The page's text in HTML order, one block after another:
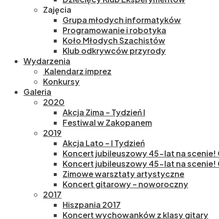
Zajęcia
Grupa młodych informatyków
Programowanie i robotyka
Koło Młodych Szachistów
Klub odkrywców przyrody
Wydarzenia
Kalendarz imprez
Konkursy
Galeria
2020
Akcja Zima – Tydzień I
Festiwal w Zakopanem
2019
Akcja Lato – I Tydzień
Koncert jubileuszowy 45-lat na scenie!
Koncert jubileuszowy 45-lat na scenie!
Zimowe warsztaty artystyczne
Koncert gitarowy – noworoczny
2017
Hiszpania 2017
Koncert wychowanków z klasy gitary